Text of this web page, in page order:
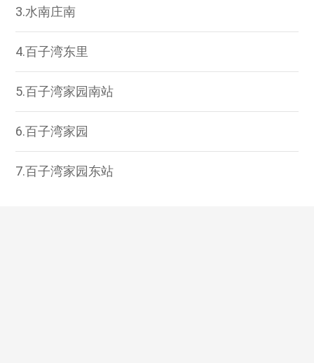
3.水南庄南
4.百子湾东里
5.百子湾家园南站
6.百子湾家园
7.百子湾家园东站